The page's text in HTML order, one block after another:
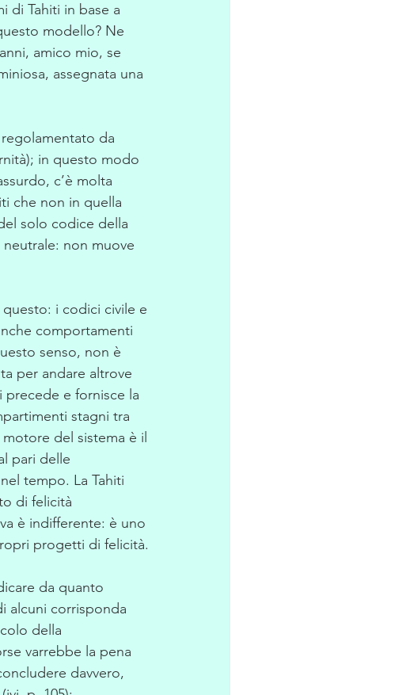
di Tahiti in base a
modello? Ne
amico mio, se
assegnata una
da
in questo modo
c’è molta
che non in quella
solo codice della
non muove
i codici civile e
comportamenti
senso, non è
per andare altrove
precede e fornisce la
stagni tra
del sistema è il
pari delle
tempo. La Tahiti
di felicità
è indifferente: è uno
progetti di felicità.
da quanto
alcuni corrisponda
della
varrebbe la pena
davvero,